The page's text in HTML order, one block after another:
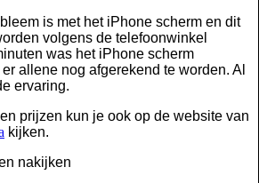
is met het iPhone scherm en dit
volgens de telefoonwinkel
was het iPhone scherm
allene nog afgerekend te worden. Al
ervaring.
prijzen kun je ook op de website van
kijken.
nakijken